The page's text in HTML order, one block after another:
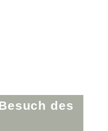
des